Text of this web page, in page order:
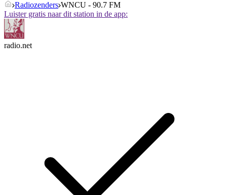
Radiozenders WNCU - 90.7 FM
Luister gratis naar dit station in de app:
radio.net